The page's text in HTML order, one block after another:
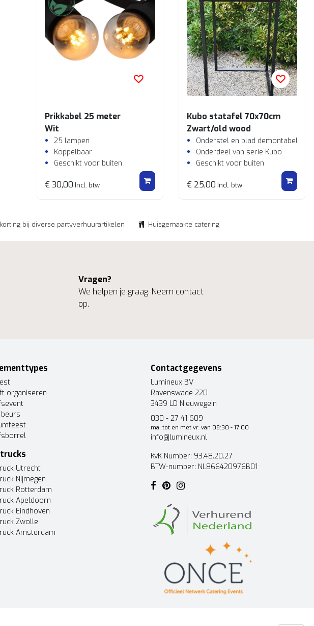
Prikkabel 25 meter
Wit
25 lampen
Koppelbaar
Geschikt voor buiten
€ 30,00 Incl. btw
Kubo statafel 70x70cm
Zwart/old wood
Onderstel en blad demontabel
Onderdeel van serie Kubo
Geschikt voor buiten
€ 25,00 Incl. btw
bij diverse partyverhuurartikelen Huisgemaakte catering
Vragen?
We helpen je graag. Neem contact
op.
organiseren
Utrecht
Nijmegen
Rotterdam
Apeldoorn
Eindhoven
Zwolle
Amsterdam
Contactgegevens
Lumineux BV
Ravenswade 220
3439 LD Nieuwegein
030 - 27 41 609
ma. tot en met vr. van 08:30 - 17:00
info@lumineux.nl
KvK Number: 93.48.20.27
BTW-number: NL866420976B01